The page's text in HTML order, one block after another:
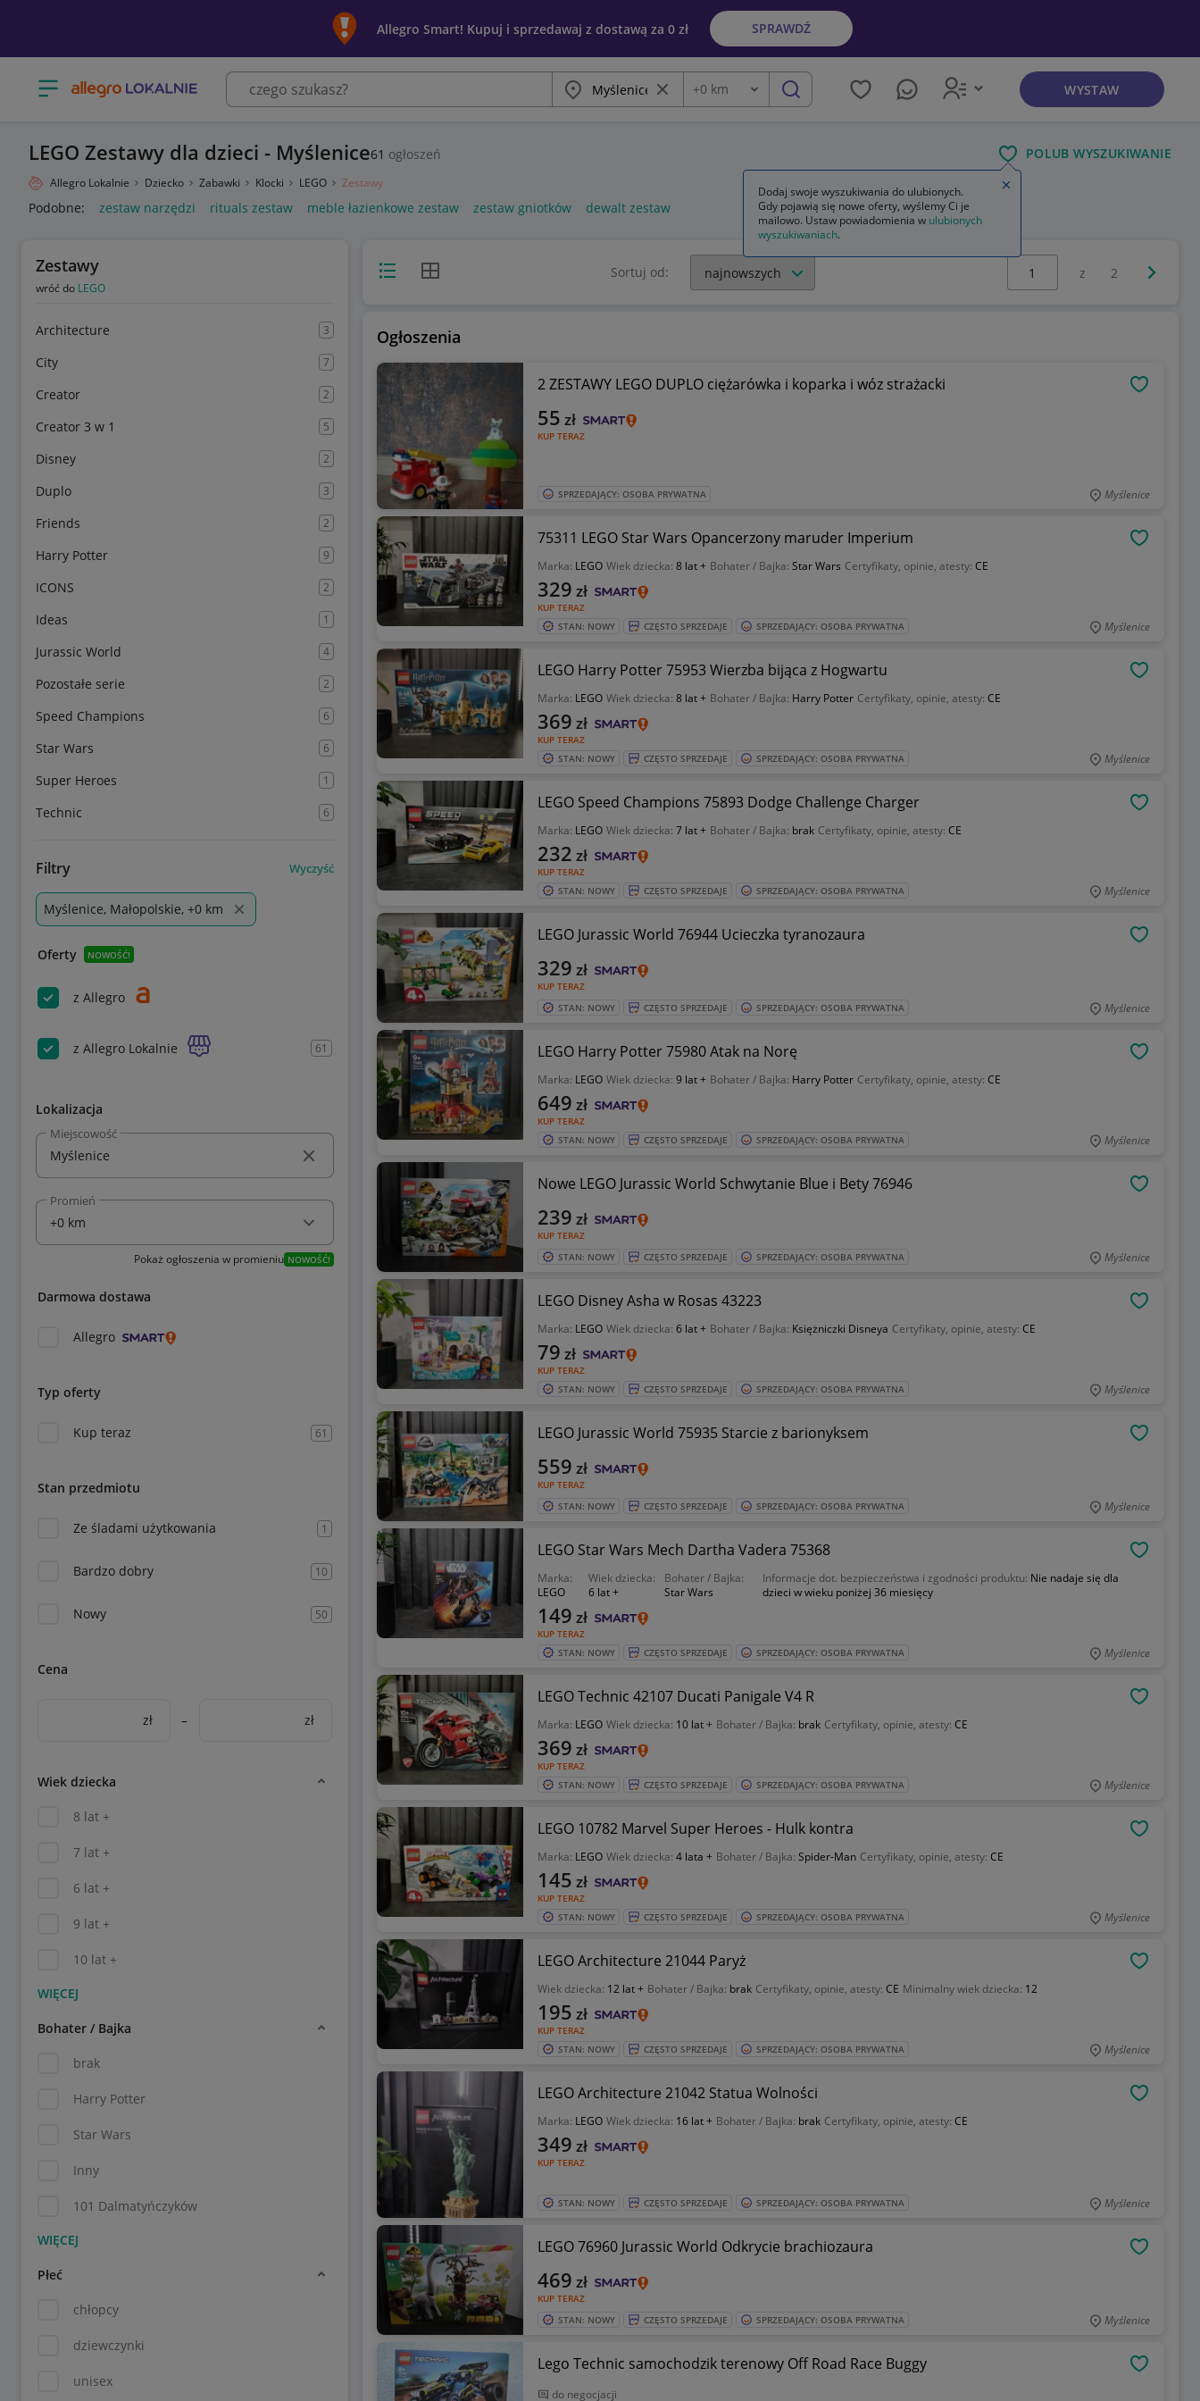
Allegro Smart! Kupuj i sprzedawaj z dostawą za 0 zł SPRAWDŹ
Otwórz menu z kategoriami Miasto Wyczyść frazę
Odległość
+0 km szukaj WYSTAW
LEGO Zestawy dla dzieci - Myślenice61 ogłoszeń POLUB WYSZUKIWANIE
Allegro Lokalnie Dziecko Zabawki Klocki LEGO Zestawy
Podobne: zestaw narzędzi rituals zestaw meble łazienkowe zestaw zestaw gniotków dewalt zestaw
Zestawy
wróć do LEGO
Architecture 3
City 7
Creator 2
Creator 3 w 1 5
Disney 2
Duplo 3
Friends 2
Harry Potter 9
ICONS 2
Ideas 1
Jurassic World 4
Pozostałe serie 2
Speed Champions 6
Star Wars 6
Super Heroes 1
Technic 6
Filtry Wyczyść
Myślenice, Małopolskie, +0 km
Oferty NOWOŚĆ!
z Allegro
z Allegro Lokalnie 61
Lokalizacja
Miejscowość
Promień
Pokaż ogłoszenia w promieniu NOWOŚĆ!
Darmowa dostawa
Allegro
Typ oferty
Kup teraz 61
Stan przedmiotu
Ze śladami użytkowania 1
Bardzo dobry 10
Nowy 50
Cena
zł – zł
Wiek dziecka
8 lat +
7 lat +
6 lat +
9 lat +
10 lat +
Bohater / Bajka
brak
Harry Potter
Star Wars
Inny
101 Dalmatyńczyków
Płeć
chłopcy
dziewczynki
unisex
Widok listyWidok siatki Sortuj od:
Wybierz stronę:
z 2
Ogłoszenia
2 ZESTAWY LEGO DUPLO ciężarówka i koparka i wóz strażacki
KUP TERAZ
55 zł
SPRZEDAJĄCY: OSOBA PRYWATNA Myślenice
75311 LEGO Star Wars Opancerzony maruder Imperium
Marka: LEGO Wiek dziecka: 8 lat + Bohater / Bajka: Star Wars Certyfikaty, opinie, atesty: CE
KUP TERAZ
329 zł
STAN: NOWY CZĘSTO SPRZEDAJE SPRZEDAJĄCY: OSOBA PRYWATNA Myślenice
LEGO Harry Potter 75953 Wierzba bijąca z Hogwartu
Marka: LEGO Wiek dziecka: 8 lat + Bohater / Bajka: Harry Potter Certyfikaty, opinie, atesty: CE
KUP TERAZ
369 zł
STAN: NOWY CZĘSTO SPRZEDAJE SPRZEDAJĄCY: OSOBA PRYWATNA Myślenice
LEGO Speed Champions 75893 Dodge Challenge Charger
Marka: LEGO Wiek dziecka: 7 lat + Bohater / Bajka: brak Certyfikaty, opinie, atesty: CE
KUP TERAZ
232 zł
STAN: NOWY CZĘSTO SPRZEDAJE SPRZEDAJĄCY: OSOBA PRYWATNA Myślenice
LEGO Jurassic World 76944 Ucieczka tyranozaura
KUP TERAZ
329 zł
STAN: NOWY CZĘSTO SPRZEDAJE SPRZEDAJĄCY: OSOBA PRYWATNA Myślenice
LEGO Harry Potter 75980 Atak na Norę
Marka: LEGO Wiek dziecka: 9 lat + Bohater / Bajka: Harry Potter Certyfikaty, opinie, atesty: CE
KUP TERAZ
649 zł
STAN: NOWY CZĘSTO SPRZEDAJE SPRZEDAJĄCY: OSOBA PRYWATNA Myślenice
Nowe LEGO Jurassic World Schwytanie Blue i Bety 76946
KUP TERAZ
239 zł
STAN: NOWY CZĘSTO SPRZEDAJE SPRZEDAJĄCY: OSOBA PRYWATNA Myślenice
LEGO Disney Asha w Rosas 43223
Marka: LEGO Wiek dziecka: 6 lat + Bohater / Bajka: Księżniczki Disneya Certyfikaty, opinie, atesty: CE
KUP TERAZ
79 zł
STAN: NOWY CZĘSTO SPRZEDAJE SPRZEDAJĄCY: OSOBA PRYWATNA Myślenice
LEGO Jurassic World 75935 Starcie z barionyksem
KUP TERAZ
559 zł
STAN: NOWY CZĘSTO SPRZEDAJE SPRZEDAJĄCY: OSOBA PRYWATNA Myślenice
LEGO Star Wars Mech Dartha Vadera 75368
Marka:
LEGO
Wiek dziecka:
6 lat +
Bohater / Bajka:
Star Wars
Informacje dot. bezpieczeństwa i zgodności produktu: Nie nadaje się dla
dzieci w wieku poniżej 36 miesięcy
KUP TERAZ
149 zł
STAN: NOWY CZĘSTO SPRZEDAJE SPRZEDAJĄCY: OSOBA PRYWATNA Myślenice
LEGO Technic 42107 Ducati Panigale V4 R
Marka: LEGO Wiek dziecka: 10 lat + Bohater / Bajka: brak Certyfikaty, opinie, atesty: CE
KUP TERAZ
369 zł
STAN: NOWY CZĘSTO SPRZEDAJE SPRZEDAJĄCY: OSOBA PRYWATNA Myślenice
LEGO 10782 Marvel Super Heroes - Hulk kontra
Marka: LEGO Wiek dziecka: 4 lata + Bohater / Bajka: Spider-Man Certyfikaty, opinie, atesty: CE
KUP TERAZ
145 zł
STAN: NOWY CZĘSTO SPRZEDAJE SPRZEDAJĄCY: OSOBA PRYWATNA Myślenice
LEGO Architecture 21044 Paryż
Wiek dziecka: 12 lat + Bohater / Bajka: brak Certyfikaty, opinie, atesty: CE Minimalny wiek dziecka: 12
KUP TERAZ
195 zł
STAN: NOWY CZĘSTO SPRZEDAJE SPRZEDAJĄCY: OSOBA PRYWATNA Myślenice
LEGO Architecture 21042 Statua Wolności
Marka: LEGO Wiek dziecka: 16 lat + Bohater / Bajka: brak Certyfikaty, opinie, atesty: CE
KUP TERAZ
349 zł
STAN: NOWY CZĘSTO SPRZEDAJE SPRZEDAJĄCY: OSOBA PRYWATNA Myślenice
LEGO 76960 Jurassic World Odkrycie brachiozaura
KUP TERAZ
469 zł
STAN: NOWY CZĘSTO SPRZEDAJE SPRZEDAJĄCY: OSOBA PRYWATNA Myślenice
Lego Technic samochodzik terenowy Off Road Race Buggy
do negocjacji
Dodaj swoje wyszukiwania do ulubionych.
Gdy pojawią się nowe oferty, wyślemy Ci je
mailowo. Ustaw powiadomienia w ulubionych
wyszukiwaniach.
Zamknij wskazówkę